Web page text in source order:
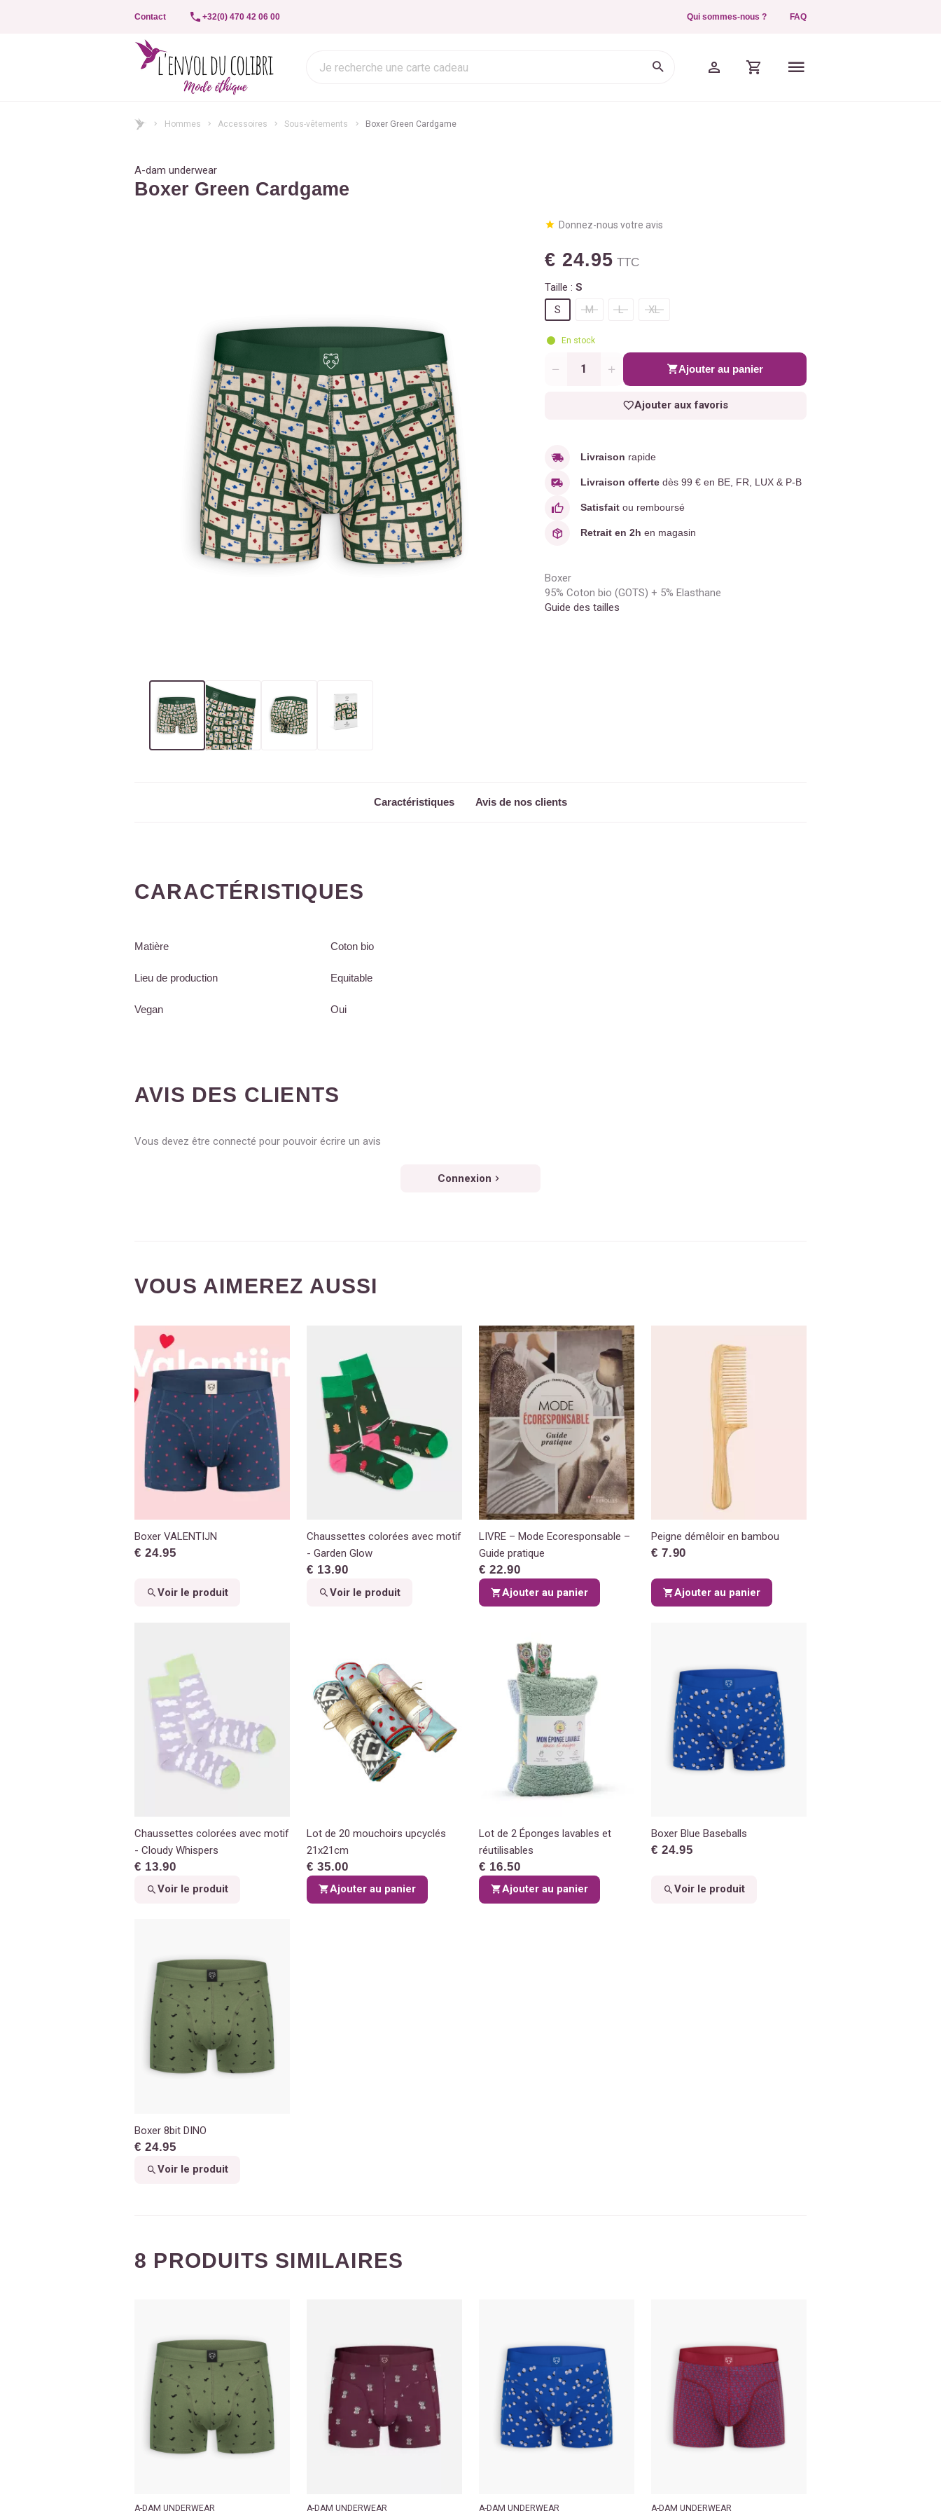
Contact +32(0) 470 42 06 00 Qui sommes-nous ? FAQ
Hommes Accessoires Sous-vêtements Boxer Green Cardgame
A-dam underwear
Boxer Green Cardgame
Donnez-nous votre avis
€ 24.95 TTC
Taille : S
S
M L XL
En stock
Quantité Ajouter au panier
Ajouter aux favoris
Livraison rapide
Livraison offertedès 99 € en BE, FR, LUX & P-B
Satisfaitou remboursé
Retrait en 2h en magasin
Boxer
95% Coton bio (GOTS) + 5% Elasthane
Guide des tailles
Caractéristiques Avis de nos clients
CARACTÉRISTIQUES
Matière Coton bio
Lieu de production Equitable
Vegan Oui
AVIS DES CLIENTS
Vous devez être connecté pour pouvoir écrire un avis
Connexion
VOUS AIMEREZ AUSSI
Boxer VALENTIJN
€ 24.95
Voir le produit
Chaussettes colorées avec motif
- Garden Glow
€ 13.90
Voir le produit
LIVRE – Mode Ecoresponsable –
Guide pratique
€ 22.90
Ajouter au panier
Peigne démêloir en bambou
€ 7.90
Ajouter au panier
Chaussettes colorées avec motif
- Cloudy Whispers
€ 13.90
Voir le produit
Lot de 20 mouchoirs upcyclés
21x21cm
€ 35.00
Ajouter au panier
Lot de 2 Éponges lavables et
réutilisables
€ 16.50
Ajouter au panier
Boxer Blue Baseballs
€ 24.95
Voir le produit
Boxer 8bit DINO
€ 24.95
Voir le produit
8 PRODUITS SIMILAIRES
A-DAM UNDERWEAR A-DAM UNDERWEAR A-DAM UNDERWEAR A-DAM UNDERWEAR